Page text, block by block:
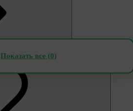
Показать все (0)